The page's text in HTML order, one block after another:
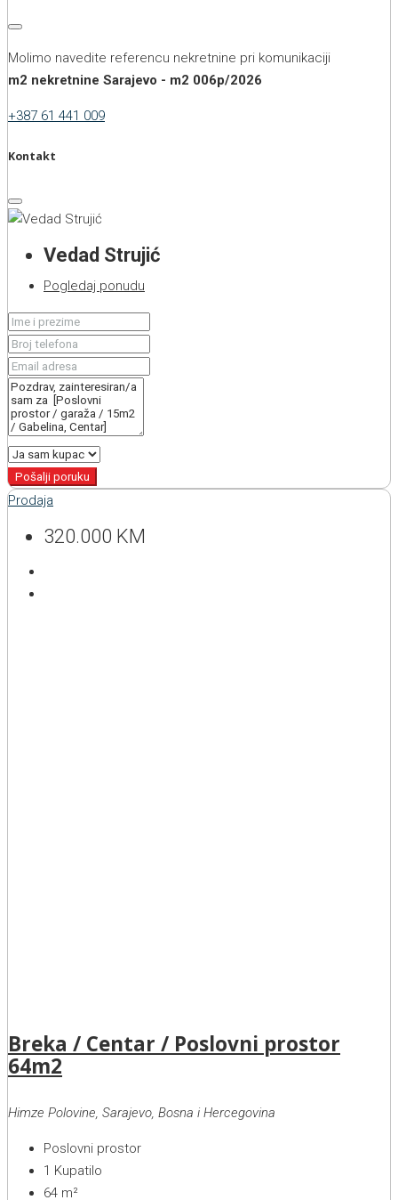
Molimo navedite referencu nekretnine pri komunikaciji
m2 nekretnine Sarajevo - m2 006p/2026
+387 61 441 009
Kontakt
Vedad Strujić
Pogledaj ponudu
Pošalji poruku
Prodaja
320.000 KM
Breka / Centar / Poslovni prostor
64m2
Himze Polovine, Sarajevo, Bosna i Hercegovina
Poslovni prostor
1 Kupatilo
64 m²